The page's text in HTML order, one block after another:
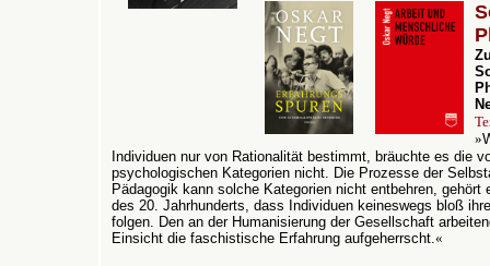
S
»
Individuen nur von Rationalität bestimmt, bräuchte es die
psychologischen Kategorien nicht. Die Prozesse der
Pädagogik kann solche Kategorien nicht entbehren, gehört
des 20. Jahrhunderts, dass Individuen keineswegs bloß
folgen. Den an der Humanisierung der Gesellschaft
Einsicht die faschistische Erfahrung aufgeherrscht.«